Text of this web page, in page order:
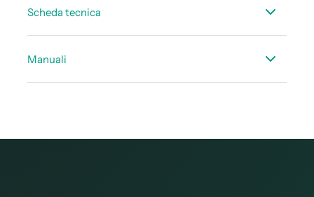
Scheda tecnica
Manuali